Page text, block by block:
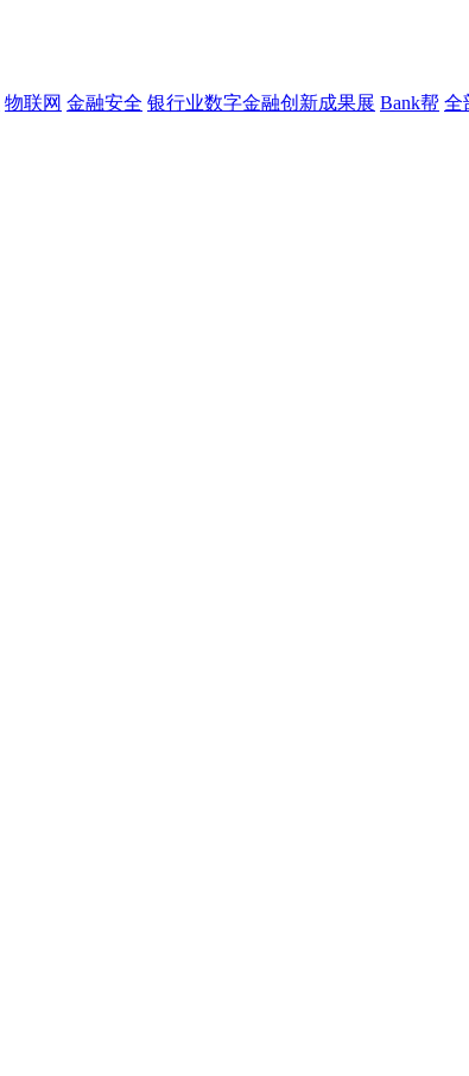
物联网 金融安全 银行业数字金融创新成果展 Bank帮 全